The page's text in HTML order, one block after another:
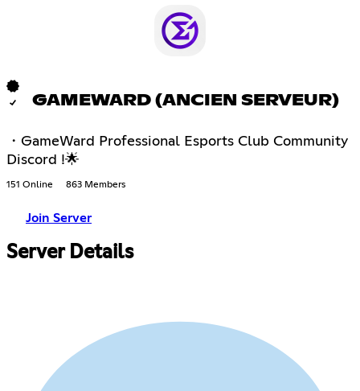
GAMEWARD (ANCIEN SERVEUR)
・GameWard Professional Esports Club Community
Discord !🌟
151 Online 863 Members
Join Server
Server Details